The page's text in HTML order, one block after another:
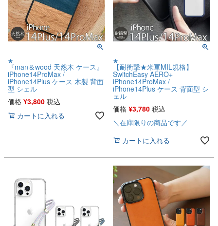
★
『man＆wood 天然木 ケース』
iPhone14ProMax /
iPhone14Plus ケース 木製 背面
型 シェル
価格 ¥3,800 税込
カートに入れる
★
【耐衝撃★米軍MIL規格】
SwitchEasy AERO+
iPhone14ProMax /
iPhone14Plus ケース 背面型 シ
ェル
価格 ¥3,780 税込
＼在庫限りの商品です／
カートに入れる